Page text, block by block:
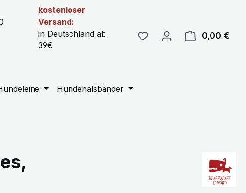
kostenloser
Versand:
in Deutschland ab
39€
0,00 €
Hundehalsbänder